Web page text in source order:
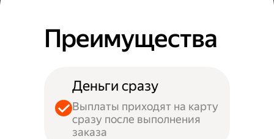
Преимущества
Деньги сразу
Выплаты приходят на карту
сразу после выполнения
заказа